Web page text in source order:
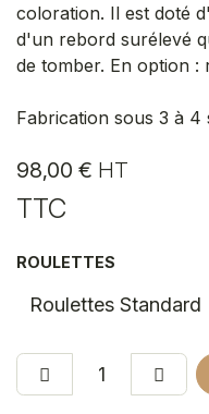
coloration. Il est doté
d'un rebord surélevé
de tomber. En option :
Fabrication sous 3 à 4
98,00 € HT
TTC
ROULETTES